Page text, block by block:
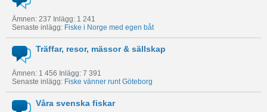
Ämnen: 237 Inlägg: 1 241
Senaste inlägg: Fiske i Norge med egen båt
Träffar, resor, mässor & sällskap
Ämnen: 1 456 Inlägg: 7 391
Senaste inlägg: Fiske vänner runt Göteborg
Våra svenska fiskar